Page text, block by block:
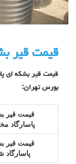
قیمت قیر
قیمت قیر بشکه ای
بورس تهران:
قیمت قیر
پاسارگاد
قیمت قیر
پاسارگاد